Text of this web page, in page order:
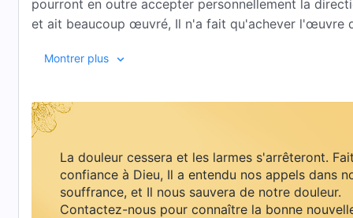
pourront en outre accepter personnellement la
et ait beaucoup œuvré, Il n'a fait qu'achever l'œuvre
Sauver entièrement l'homme de l'influence de Satan
sacrifice d'expiation et qu'Il porte les péchés de
grande pour entièrement débarrasser l'homme de
l'homme a été pardonné pour ses péchés, Dieu est
ère et a commencé l'œuvre du châtiment et du
élevé. Tous ceux qui se soumettent à Sa
Montrer plus
La douleur cessera et les larmes s'arrêteront.
confiance à Dieu, Il a entendu nos appels dans
souffrance, et Il nous sauvera de notre douleur.
Contactez-nous pour connaître la bonne